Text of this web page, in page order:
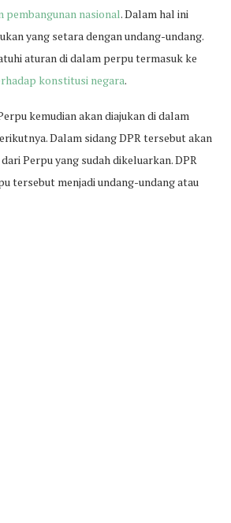
pembangunan nasional. Dalam hal ini
yang setara dengan undang-undang.
aturan di dalam perpu termasuk ke
konstitusi negara.
kemudian akan diajukan di dalam
Dalam sidang DPR tersebut akan
Perpu yang sudah dikeluarkan. DPR
tersebut menjadi undang-undang atau